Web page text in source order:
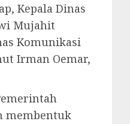
Kepala Dinas
Mujahit
Komunikasi
Irman Oemar,
membentuk